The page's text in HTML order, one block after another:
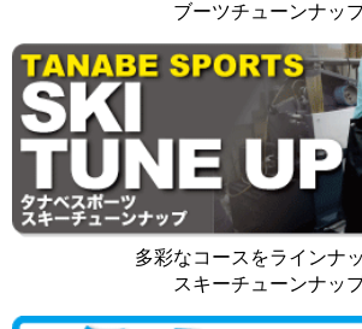
ブーツチューンナッ
多彩なコースをラインナ
スキーチューンナッ